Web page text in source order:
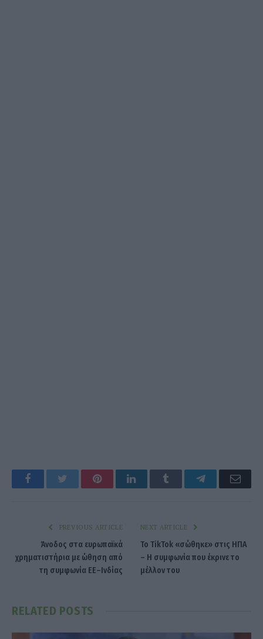
Facebook Twitter PinterestLinkedIn Tumblr Telegram
PREVIOUS ARTICLE
Άνοδος στα ευρωπαϊκά
χρηματιστήρια με ώθηση από
τη συμφωνία ΕΕ–Ινδίας
NEXT ARTICLE
Το TikTok «σώθηκε» στις ΗΠΑ
– Η συμφωνία που έκρινε το
μέλλον του
RELATED POSTS